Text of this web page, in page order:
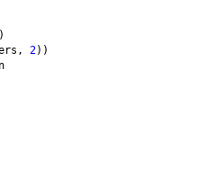
2))
    password=password+password_n